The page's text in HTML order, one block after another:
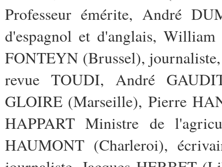
Professeur émérite, André
d'espagnol et d'anglais,
FONTEYN (Brussel),
revue TOUDI, André
GLOIRE (Marseille), Pierre
HAPPART Ministre de
HAUMONT (Charleroi),